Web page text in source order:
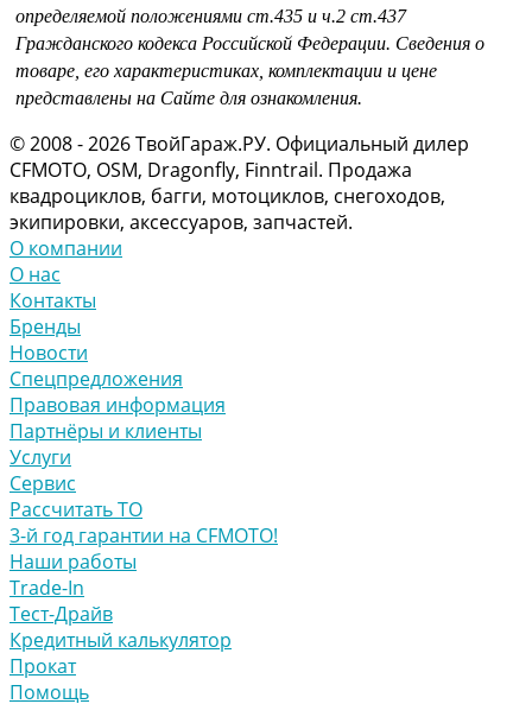
определяемой положениями ст.435 и ч.2 ст.437
Гражданского кодекса Российской Федерации. Сведения о
товаре, его характеристиках, комплектации и цене
представлены на Сайте для ознакомления.
© 2008 - 2026 ТвойГараж.РУ. Официальный дилер
CFMOTO, OSM, Dragonfly, Finntrail. Продажа
квадроциклов, багги, мотоциклов, снегоходов,
экипировки, аксессуаров, запчастей.
О компании
О нас
Контакты
Бренды
Новости
Спецпредложения
Правовая информация
Партнёры и клиенты
Услуги
Сервис
Рассчитать ТО
3-й год гарантии на CFMOTO!
Наши работы
Trade-In
Тест-Драйв
Кредитный калькулятор
Прокат
Помощь